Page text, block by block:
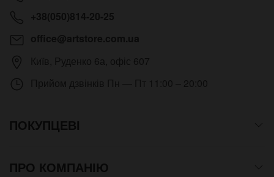
ПОКУПЦЕВІ
ПРО КОМПАНІЮ